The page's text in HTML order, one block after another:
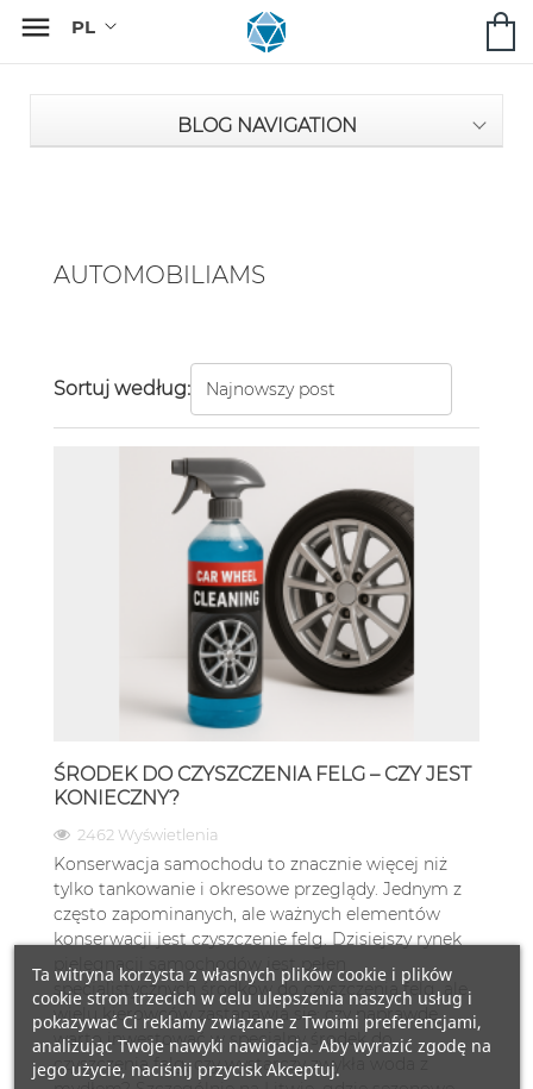

BLOG NAVIGATION
AUTOMOBILIAMS
Sortuj według:
ŚRODEK DO CZYSZCZENIA FELG – CZY JEST
KONIECZNY?
2462 Wyświetlenia
Konserwacja samochodu to znacznie więcej niż
tylko tankowanie i okresowe przeglądy. Jednym z
często zapominanych, ale ważnych elementów
konserwacji jest czyszczenie felg. Dzisiejszy rynek
pielęgnacji samochodów jest pełen
specjalistycznych środków do czyszczenia felg, ale
wielu kierowców zastanawia się: czy naprawdę
warto inwestować w specjalny środek do
czyszczenia felg, czy wystarczy zwykła woda z
Ta witryna korzysta z własnych plików cookie i plików
cookie stron trzecich w celu ulepszenia naszych usług i
pokazywać Ci reklamy związane z Twoimi preferencjami,
analizując Twoje nawyki nawigacja. Aby wyrazić zgodę na
jego użycie, naciśnij przycisk Akceptuj.